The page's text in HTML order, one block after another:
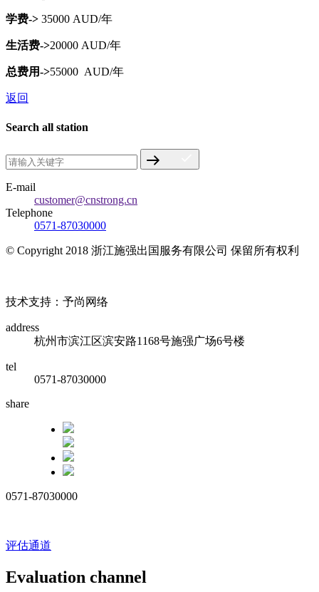
学费-> 35000 AUD/年
生活费->20000 AUD/年
总费用->55000 AUD/年
返回
Search all station
E-mail
customer@cnstrong.cn
Telephone
0571-87030000
© Copyright 2018 浙江施强出国服务有限公司 保留所有权利
技术支持：予尚网络
address
杭州市滨江区滨安路1168号施强广场6号楼
tel
0571-87030000
share
0571-87030000
评估通道
Evaluation channel